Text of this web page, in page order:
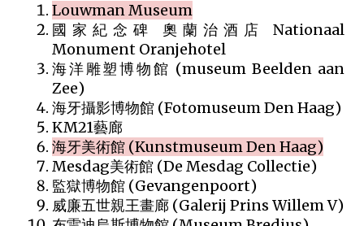
Louwman Museum
國家紀念碑 奧蘭治酒店 Nationaal
Monument Oranjehotel
海洋雕塑博物館 (museum Beelden aan
Zee)
海牙攝影博物館 (Fotomuseum Den Haag)
KM21藝廊
海牙美術館 (Kunstmuseum Den Haag)
Mesdag美術館 (De Mesdag Collectie)
監獄博物館 (Gevangenpoort)
威廉五世親王畫廊 (Galerij Prins Willem V)